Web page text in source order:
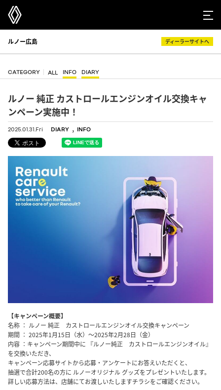
ルノー広島 ディーラーサイトへ
CATEGORY ALL INFO DIARY
ルノー 純正 カストロールエンジンオイル交換キャ
ンペーン実施中！
2025.01.31.Fri DIARY , INFO
【キャンペーン概要】
名称 ： ルノー 純正 カストロールエンジンオイル交換キャンペーン
期間 ： 2025年1月15日（水）～2025年2月28日（金）
内容 ：キャンペーン期間中に 『ルノー純正 カストロールエンジンオイル』
を交換いただき、
キャンペーン応募サイトから応募・アンケートにお答えいただくと、
抽選で合計200名の方に ルノーオリジナル グッズをプレゼントいたします。
詳しい応募方法は、店舗にてお渡しいたしますチラシをご確認ください。